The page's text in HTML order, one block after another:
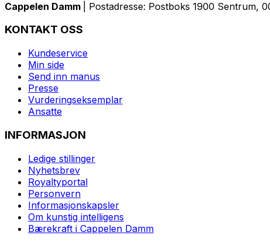
Cappelen Damm | Postadresse: Postboks 1900 Sentrum,
KONTAKT OSS
Kundeservice
Min side
Send inn manus
Presse
Vurderingseksemplar
Ansatte
INFORMASJON
Ledige stillinger
Nyhetsbrev
Royaltyportal
Personvern
Informasjonskapsler
Om kunstig intelligens
Bærekraft i Cappelen Damm